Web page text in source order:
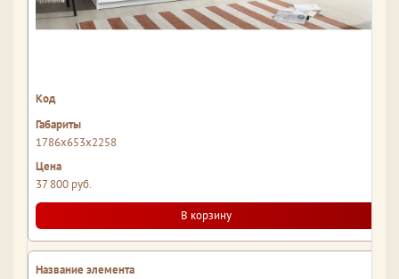
1786x653x2258
37 800 руб.
В корзину